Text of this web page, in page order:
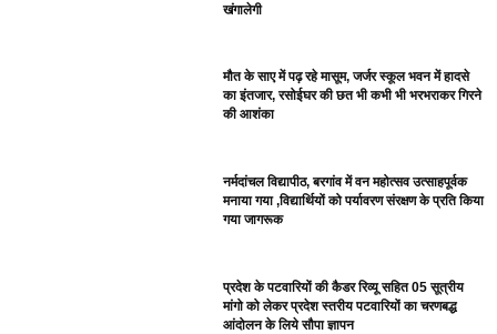
खंगालेगी
मौत के साए में पढ़ रहे मासूम, जर्जर स्कूल भवन में हादसे
का इंतजार, रसोईघर की छत भी कभी भी भरभराकर गिरने
की आशंका
नर्मदांचल विद्यापीठ, बरगांव में वन महोत्सव उत्साहपूर्वक
मनाया गया ,विद्यार्थियों को पर्यावरण संरक्षण के प्रति किया
गया जागरूक
प्रदेश के पटवारियों की कैडर रिव्यू सहित 05 सूत्रीय
मांगो को लेकर प्रदेश स्तरीय पटवारियों का चरणबद्ध
आंदोलन के लिये सौपा ज्ञापन